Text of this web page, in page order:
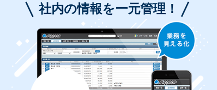
社内の情報を一元管理！